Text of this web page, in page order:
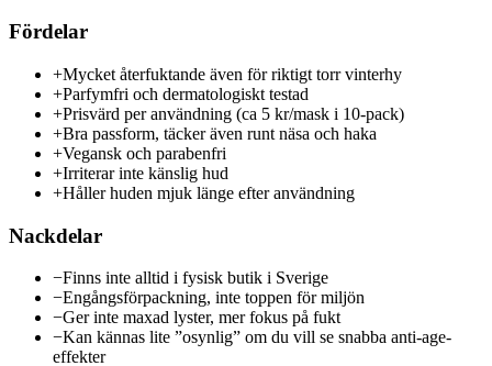
Fördelar
+Mycket återfuktande även för riktigt torr vinterhy
+Parfymfri och dermatologiskt testad
+Prisvärd per användning (ca 5 kr/mask i 10-pack)
+Bra passform, täcker även runt näsa och haka
+Vegansk och parabenfri
+Irriterar inte känslig hud
+Håller huden mjuk länge efter användning
Nackdelar
−Finns inte alltid i fysisk butik i Sverige
−Engångsförpackning, inte toppen för miljön
−Ger inte maxad lyster, mer fokus på fukt
−Kan kännas lite ”osynlig” om du vill se snabba anti-age-
effekter